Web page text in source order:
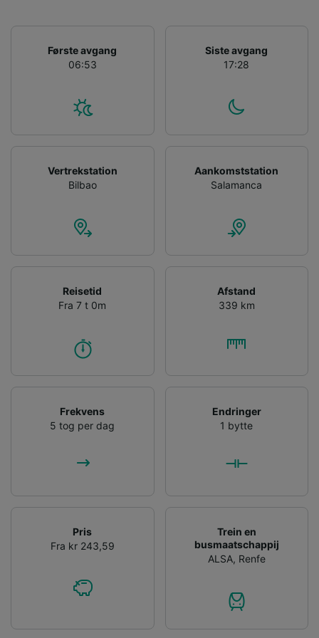
Første avgang
06:53
Siste avgang
17:28
Vertrekstation
Bilbao
Aankomststation
Salamanca
Reisetid
Fra 7 t 0m
Afstand
339 km
Frekvens
5 tog per dag
Endringer
1 bytte
Pris
Fra kr 243,59
Trein en
busmaatschappij
ALSA, Renfe